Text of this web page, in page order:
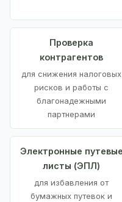
Проверка
контрагентов
для снижения налоговых
рисков и работы с
благонадежными
партнерами
Электронные путевые
листы (ЭПЛ)
для избавления от
бумажных путевок и